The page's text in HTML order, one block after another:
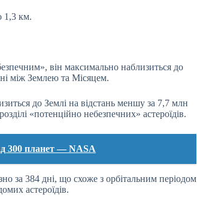
1,3 км.
він максимально наблизиться до
між Землею та Місяцем.
до Землі на відстань меншу за 7,7 млн
«потенційно небезпечних» астероїдів.
300 планет — NASA
за 384 дні, що схоже з орбітальним періодом
астероїдів.